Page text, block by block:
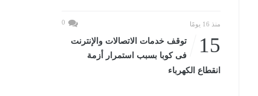
منذ 16 يومًا 0
15
توقف خدمات الاتصالات والإنترنت
فى كوبا بسبب استمرار أزمة
انقطاع الكهرباء